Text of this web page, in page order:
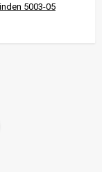
5003-05